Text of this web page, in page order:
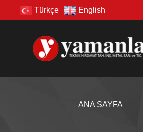
Türkçe English
ANA SAYFA